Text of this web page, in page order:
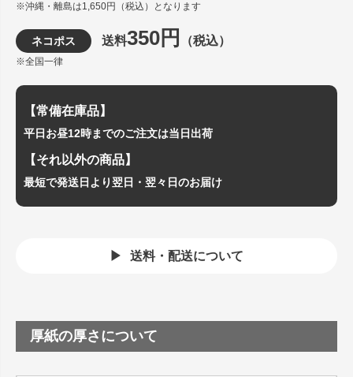
※沖縄・離島は1,650円（税込）となります
ネコポス 送料350円 （税込）
※全国一律
【常備在庫品】
平日お昼12時までのご注文は当日出荷
【それ以外の商品】
最短で発送日より翌日・翌々日のお届け
送料・配送について
厚紙の厚さについて